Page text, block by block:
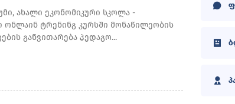
ახალი ეკონომიკური სკოლა -
ტრენინგ კურსში მონაწილეობის
განვითარება პედაგო...